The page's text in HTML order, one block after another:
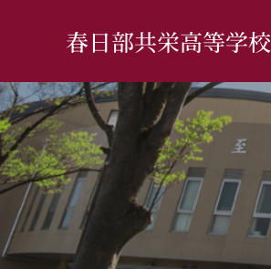
春日部共栄高等学校